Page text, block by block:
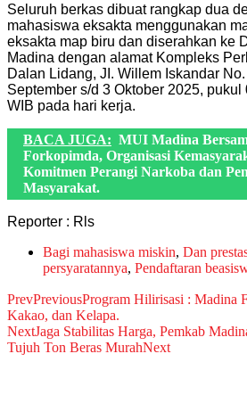
Seluruh berkas dibuat rangkap dua
mahasiswa eksakta menggunakan
eksakta map biru dan diserahkan ke
Madina dengan alamat Kompleks
Dalan Lidang, JI. Willem Iskandar
September s/d 3 Oktober 2025, pukul
WIB pada hari kerja.
BACA JUGA: MUI Madina
Forkopimda, Organisasi
Komitmen Perangi Narkoba dan
Masyarakat.
Reporter : Rls
Bagi mahasiswa miskin, Dan
persyaratannya, Pendaftaran
PrevPreviousProgram Hilirisasi : Madina
Kakao, dan Kelapa.
NextJaga Stabilitas Harga, Pemkab
Tujuh Ton Beras MurahNext